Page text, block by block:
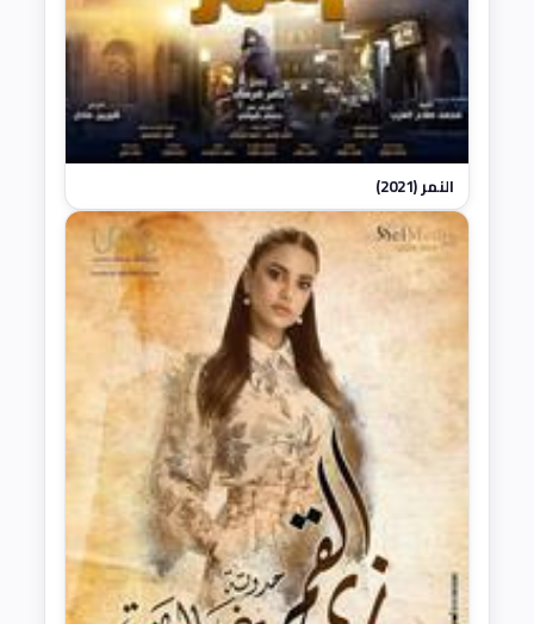
النمر (2021)